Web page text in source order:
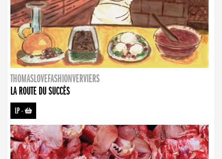
THOMASLOVEFASHIONVERVIERS
LA ROUTE DU SUCCÈS
LP-